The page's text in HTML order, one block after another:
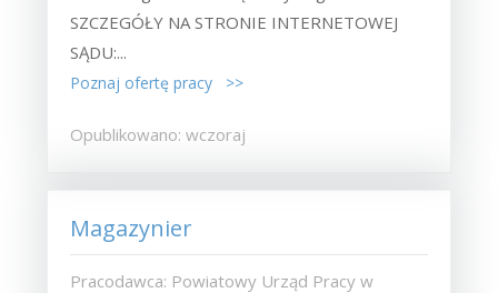
SZCZEGÓŁY NA STRONIE INTERNETOWEJ
SĄDU:...
Poznaj ofertę pracy >>
Opublikowano: wczoraj
Magazynier
Pracodawca: Powiatowy Urząd Pracy w